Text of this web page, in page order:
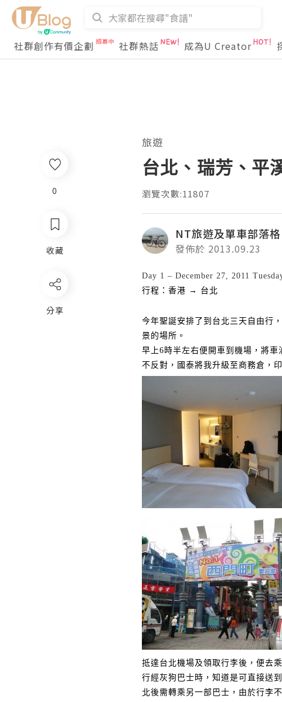
社群創作有價企劃
社群熱話 成為U Creator
0
收藏
分享
旅遊
台北、瑞芳、平
瀏覽次數:11807
NT旅遊及單車部落格
發佈於 2013.09.23
Day 1 – December 27, 2011
行程：香港 → 台北
今年聖誕安排了到台北三天自由行
景的場所。
早上6 時半左右便開車到機場，將車
不反對，國泰將我升級至商務倉，
抵達台北機場及領取行李後，便去
行經灰狗巴士時，知道是可直接送
北後需轉乘另一部巴士，由於行李